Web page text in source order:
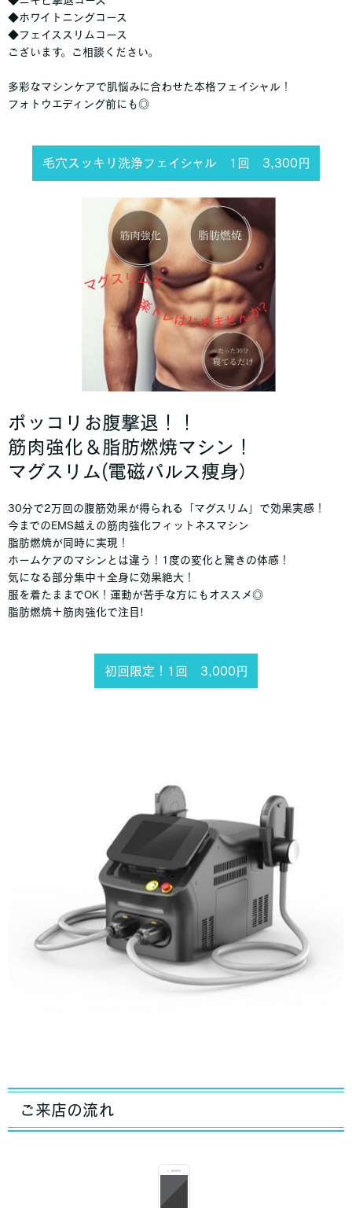
◆ホワイトニングコース
◆フェイススリムコース
ございます。ご相談ください。
多彩なマシンケアで肌悩みに合わせた本格フェイシャル！
フォトウエディング前にも◎
毛穴スッキリ洗浄フェイシャル 1回 3,300円
ポッコリお腹撃退！！
筋肉強化＆脂肪燃焼マシン！
マグスリム(電磁パルス痩身）
30分で2万回の腹筋効果が得られる「マグスリム」で効果実感！
今までのEMS越えの筋肉強化フィットネスマシン
脂肪燃焼が同時に実現！
ホームケアのマシンとは違う！1度の変化と驚きの体感！
気になる部分集中＋全身に効果絶大！
服を着たままでOK！運動が苦手な方にもオススメ◎
脂肪燃焼＋筋肉強化で注目!
初回限定！1回 3,000円
ご来店の流れ